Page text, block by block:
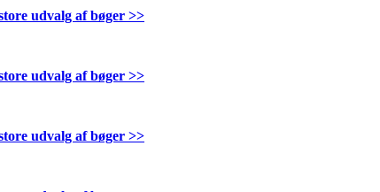
udvalg af bøger >>
udvalg af bøger >>
udvalg af bøger >>